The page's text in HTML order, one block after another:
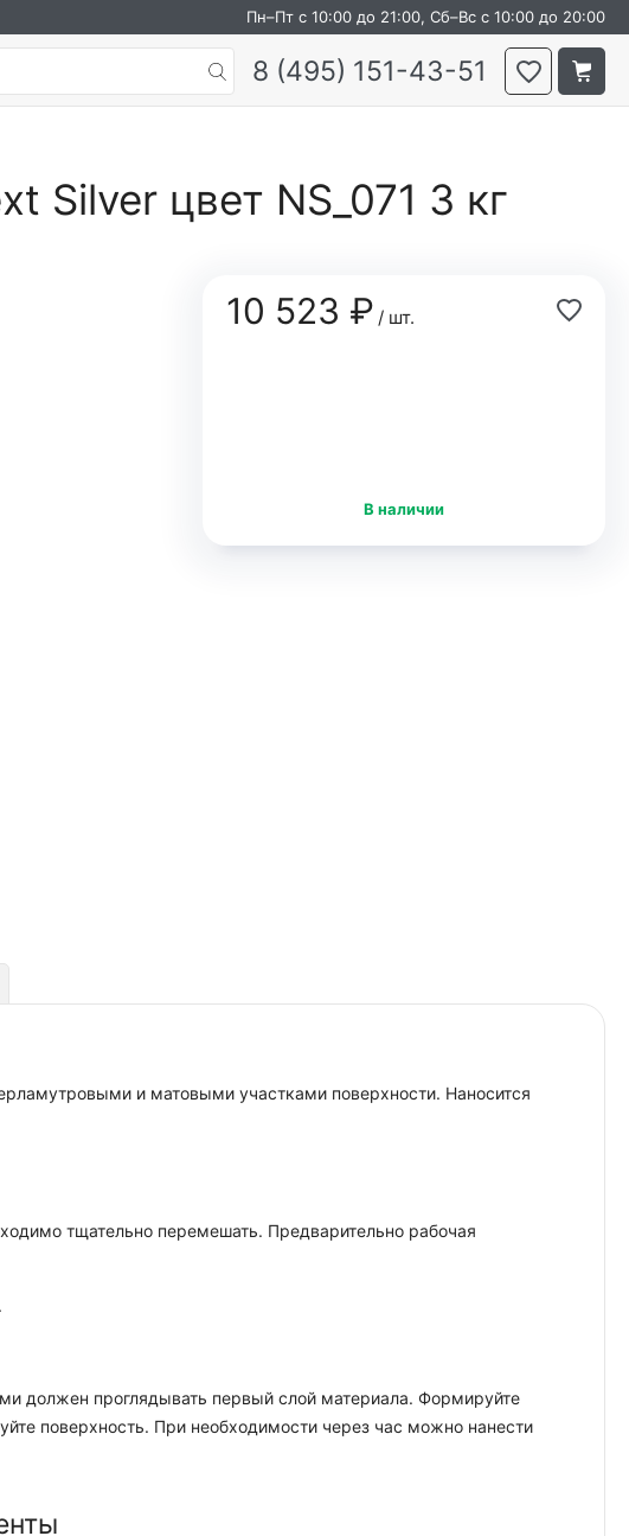
Пн–Пт с 10:00 до 21:00, Сб–Вс с 10:00 до 20:00
8 (495) 151-43-51
Silver цвет NS_071 3 кг
10 523 ₽/ шт.
В наличии
и матовыми участками поверхности. Наносится
тщательно перемешать. Предварительно рабочая
должен проглядывать первый слой материала. Формируйте
поверхность. При необходимости через час можно нанести